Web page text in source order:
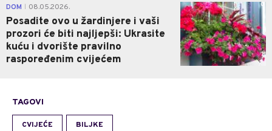
DOM 08.05.2026.
Posadite ovo u žardinjere i vaši
prozori će biti najljepši: Ukrasite
kuću i dvorište pravilno
raspoređenim cvijećem
0
TAGOVI
CVIJEĆE BILJKE